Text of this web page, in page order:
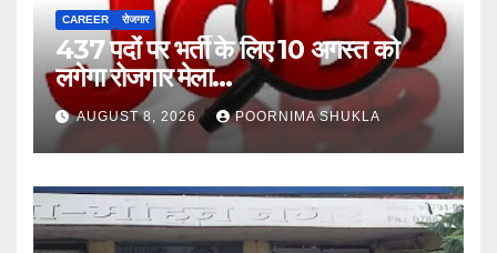
CAREER रोजगार
437 पदों पर भर्ती के लिए 10 अगस्त को
लगेगा रोजगार मेला…
AUGUST 8, 2026 POORNIMA SHUKLA